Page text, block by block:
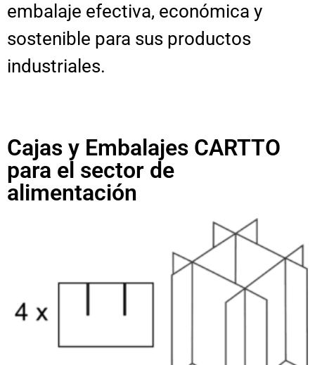
embalaje efectiva, económica y
sostenible para sus productos
industriales.
Cajas y Embalajes CARTTO
para el sector de
alimentación